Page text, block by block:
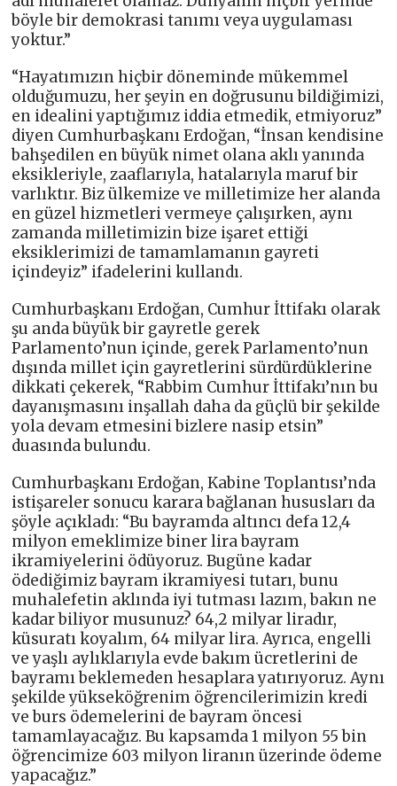
böyle bir demokrasi tanımı veya uygulaması
yoktur.”
“Hayatımızın hiçbir döneminde mükemmel
olduğumuzu, her şeyin en doğrusunu bildiğimizi,
en idealini yaptığımız iddia etmedik, etmiyoruz”
diyen Cumhurbaşkanı Erdoğan, “İnsan kendisine
bahşedilen en büyük nimet olana aklı yanında
eksikleriyle, zaaflarıyla, hatalarıyla maruf bir
varlıktır. Biz ülkemize ve milletimize her alanda
en güzel hizmetleri vermeye çalışırken, aynı
zamanda milletimizin bize işaret ettiği
eksiklerimizi de tamamlamanın gayreti
içindeyiz” ifadelerini kullandı.
Cumhurbaşkanı Erdoğan, Cumhur İttifakı olarak
şu anda büyük bir gayretle gerek
Parlamento’nun içinde, gerek Parlamento’nun
dışında millet için gayretlerini sürdürdüklerine
dikkati çekerek, “Rabbim Cumhur İttifakı’nın bu
dayanışmasını inşallah daha da güçlü bir şekilde
yola devam etmesini bizlere nasip etsin”
duasında bulundu.
Cumhurbaşkanı Erdoğan, Kabine Toplantısı’nda
istişareler sonucu karara bağlanan hususları da
şöyle açıkladı: “Bu bayramda altıncı defa 12,4
milyon emeklimize biner lira bayram
ikramiyelerini ödüyoruz. Bugüne kadar
ödediğimiz bayram ikramiyesi tutarı, bunu
muhalefetin aklında iyi tutması lazım, bakın ne
kadar biliyor musunuz? 64,2 milyar liradır,
küsuratı koyalım, 64 milyar lira. Ayrıca, engelli
ve yaşlı aylıklarıyla evde bakım ücretlerini de
bayramı beklemeden hesaplara yatırıyoruz. Aynı
şekilde yükseköğrenim öğrencilerimizin kredi
ve burs ödemelerini de bayram öncesi
tamamlayacağız. Bu kapsamda 1 milyon 55 bin
öğrencimize 603 milyon liranın üzerinde ödeme
yapacağız.”